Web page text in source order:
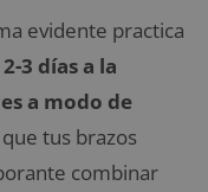
evidente practica
3 días a la
a modo de
tus brazos
combinar